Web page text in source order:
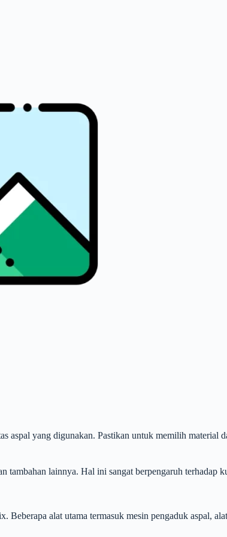
aspal yang digunakan. Pastikan untuk memilih
tambahan lainnya. Hal ini sangat berpengaruh terhadap
Beberapa alat utama termasuk mesin pengaduk aspal,